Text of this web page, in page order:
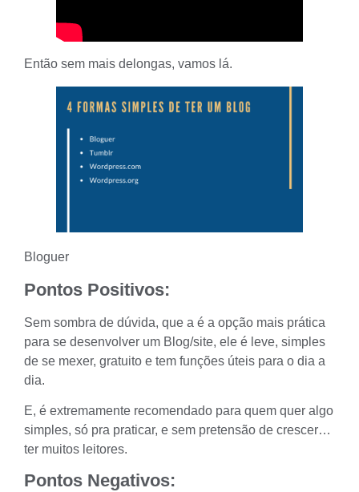
Então sem mais delongas, vamos lá.
Bloguer
Pontos Positivos:
Sem sombra de dúvida, que a é a opção mais prática
para se desenvolver um Blog/site, ele é leve, simples
de se mexer, gratuito e tem funções úteis para o dia a
dia.
E, é extremamente recomendado para quem quer algo
simples, só pra praticar, e sem pretensão de crescer…
ter muitos leitores.
Pontos Negativos: